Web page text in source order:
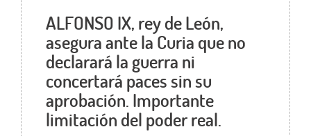
ALFONSO IX, rey de León,
asegura ante la Curia que no
declarará la guerra ni
concertará paces sin su
aprobación. Importante
limitación del poder real.